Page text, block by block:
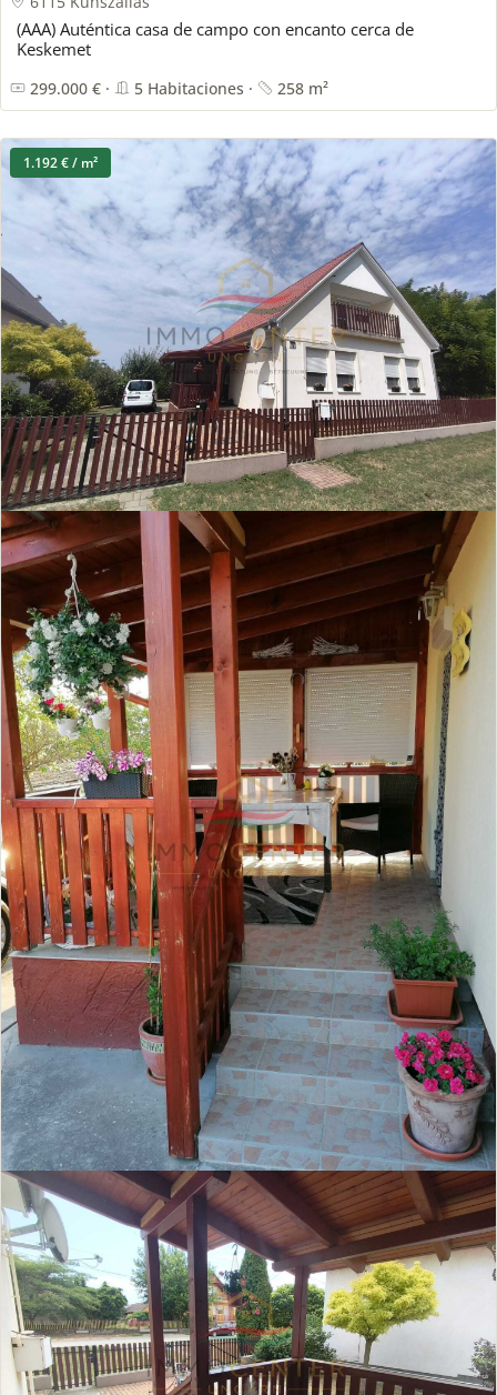
(AAA) Auténtica casa de campo con encanto cerca de
Keskemet
299.000 € · 5 Habitaciones · 258 m²
1.192 € / m²